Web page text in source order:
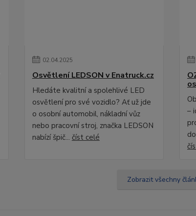
02.04.2025
Osvětlení LEDSON v Enatruck.cz
Hledáte kvalitní a spolehlivé LED
osvětlení pro své vozidlo? Ať už jde
o osobní automobil, nákladní vůz
nebo pracovní stroj, značka LEDSON
nabízí špič... číst celé
–
Zobrazit všechny